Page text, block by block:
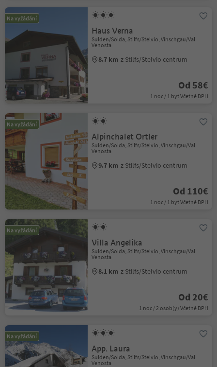
Na vyžádání
Haus Verna
Sulden/Solda, Stilfs/Stelvio, Vinschgau/Val
Venosta
8.7 km z Stilfs/Stelvio centrum
Od 58€
1 noc / 1 byt Včetně DPH
Na vyžádání
Alpinchalet Ortler
Sulden/Solda, Stilfs/Stelvio, Vinschgau/Val
Venosta
9.7 km z Stilfs/Stelvio centrum
Od 110€
1 noc / 1 byt Včetně DPH
Na vyžádání
Villa Angelika
Sulden/Solda, Stilfs/Stelvio, Vinschgau/Val
Venosta
8.1 km z Stilfs/Stelvio centrum
Od 20€
1 noc / 2 osob(y) Včetně DPH
Na vyžádání
App. Laura
Sulden/Solda, Stilfs/Stelvio, Vinschgau/Val
Venosta